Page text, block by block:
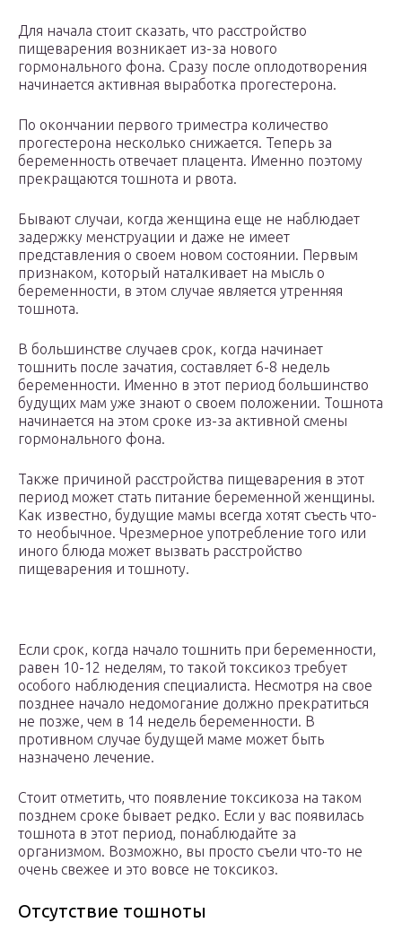
Для начала стоит сказать, что расстройство
пищеварения возникает из-за нового
гормонального фона. Сразу после оплодотворения
начинается активная выработка прогестерона.
По окончании первого триместра количество
прогестерона несколько снижается. Теперь за
беременность отвечает плацента. Именно поэтому
прекращаются тошнота и рвота.
Бывают случаи, когда женщина еще не наблюдает
задержку менструации и даже не имеет
представления о своем новом состоянии. Первым
признаком, который наталкивает на мысль о
беременности, в этом случае является утренняя
тошнота.
В большинстве случаев срок, когда начинает
тошнить после зачатия, составляет 6-8 недель
беременности. Именно в этот период большинство
будущих мам уже знают о своем положении. Тошнота
начинается на этом сроке из-за активной смены
гормонального фона.
Также причиной расстройства пищеварения в этот
период может стать питание беременной женщины.
Как известно, будущие мамы всегда хотят съесть что-
то необычное. Чрезмерное употребление того или
иного блюда может вызвать расстройство
пищеварения и тошноту.
Если срок, когда начало тошнить при беременности,
равен 10-12 неделям, то такой токсикоз требует
особого наблюдения специалиста. Несмотря на свое
позднее начало недомогание должно прекратиться
не позже, чем в 14 недель беременности. В
противном случае будущей маме может быть
назначено лечение.
Стоит отметить, что появление токсикоза на таком
позднем сроке бывает редко. Если у вас появилась
тошнота в этот период, понаблюдайте за
организмом. Возможно, вы просто съели что-то не
очень свежее и это вовсе не токсикоз.
Отсутствие тошноты